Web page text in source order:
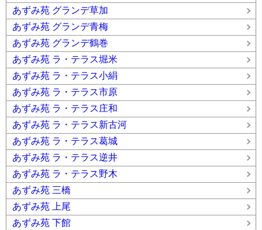
あずみ苑 グランデ草加
あずみ苑 グランデ青梅
あずみ苑 グランデ鶴巻
あずみ苑 ラ・テラス堀米
あずみ苑 ラ・テラス小絹
あずみ苑 ラ・テラス市原
あずみ苑 ラ・テラス庄和
あずみ苑 ラ・テラス新古河
あずみ苑 ラ・テラス葛城
あずみ苑 ラ・テラス逆井
あずみ苑 ラ・テラス野木
あずみ苑 三橋
あずみ苑 上尾
あずみ苑 下館